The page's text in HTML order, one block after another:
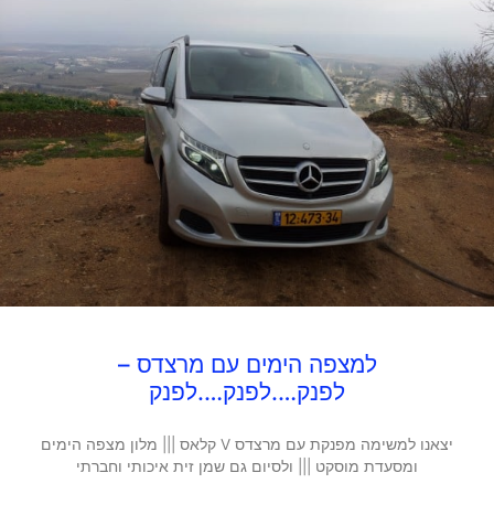
למצפה הימים עם מרצדס –
לפנק….לפנק….לפנק
יצאנו למשימה מפנקת עם מרצדס V קלאס ||| מלון מצפה הימים
ומסעדת מוסקט ||| ולסיום גם שמן זית איכותי וחברתי